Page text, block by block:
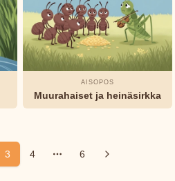
AISOPOS
Muurahaiset ja heinäsirkka
3 4
More pages
6